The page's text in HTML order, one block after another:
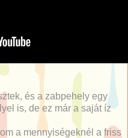
és a zabpehely egy
is, de ez már a saját íz
a mennyiségeknél a friss